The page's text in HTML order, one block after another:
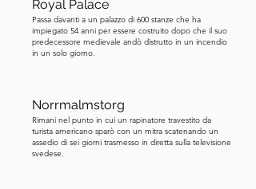
che non voleva solo un'auto, ma un
veicolo di fuga veloce, abbastanza
potente da sfuggire alla polizia.
Mustang, completamente rifornita e
parcheggiata proprio fuori dalla banca.
Ma Olsson non aveva finito. Chiese
armi e attrezzature protettive come
Royal Palace
Passa davanti a un palazzo di 600 stanze che ha
impiegato 54 anni per essere costruito dopo che il suo
predecessore medievale andò distrutto in un incendio
in un solo giorno.
Norrmalmstorg
Rimani nel punto in cui un rapinatore travestito da
turista americano sparò con un mitra scatenando un
assedio di sei giorni trasmesso in diretta sulla televisione
svedese.